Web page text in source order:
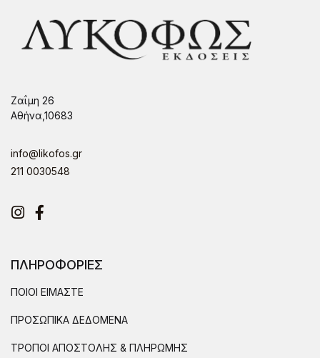
Ζαΐμη 26
Αθήνα,10683
info@likofos.gr
211 0030548
Instagram
Facebook
ΠΛΗΡΟΦΟΡΙΕΣ
ΠΟΙΟΙ ΕΙΜΑΣΤΕ
ΠΡΟΣΩΠΙΚΑ ΔΕΔΟΜΕΝΑ
ΤΡΟΠΟΙ ΑΠΟΣΤΟΛΗΣ & ΠΛΗΡΩΜΗΣ